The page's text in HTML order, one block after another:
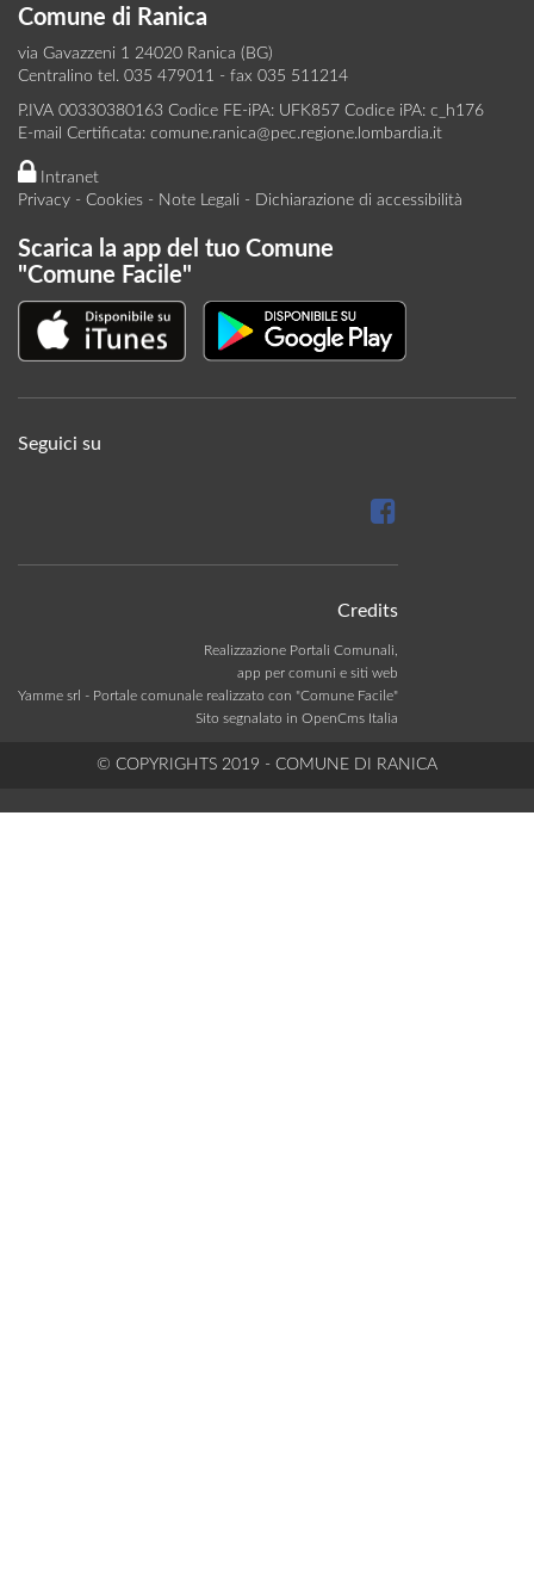
Comune di Ranica
via Gavazzeni 1 24020 Ranica (BG)
Centralino tel. 035 479011 - fax 035 511214
P.IVA 00330380163 Codice FE-iPA: UFK857 Codice iPA: c_h176
E-mail Certificata: comune.ranica@pec.regione.lombardia.it
Intranet
Privacy - Cookies - Note Legali - Dichiarazione di accessibilità
Scarica la app del tuo Comune
"Comune Facile"
Seguici su
Credits
Realizzazione Portali Comunali,
app per comuni e siti web
Yamme srl - Portale comunale realizzato con "Comune Facile"
Sito segnalato in OpenCms Italia
© COPYRIGHTS 2019 - COMUNE DI RANICA